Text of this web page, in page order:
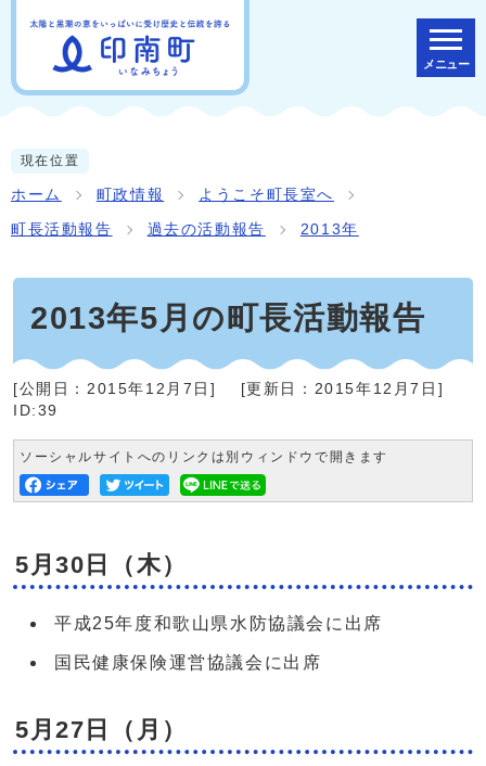
メニュー
現在位置
ホーム 町政情報 ようこそ町長室へ
町長活動報告 過去の活動報告 2013年
2013年5月の町長活動報告
[公開日： 2015年12月7日 ] [更新日： 2015年12月7日 ]
ID:39
ソーシャルサイトへのリンクは別ウィンドウで開きます
5月30日（木）
平成25年度和歌山県水防協議会に出席
国民健康保険運営協議会に出席
5月27日（月）